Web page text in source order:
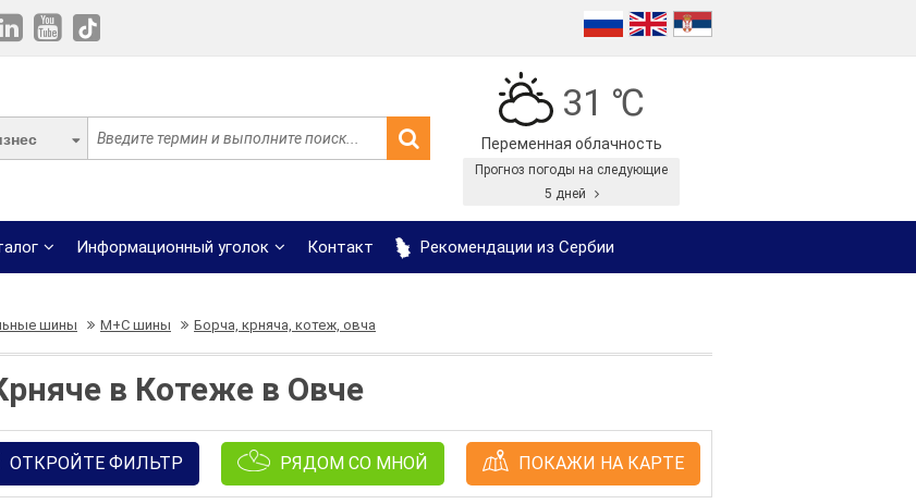
31 ℃
Переменная облачность
Прогноз погоды на следующие
5 дней
Информационный уголок Контакт Рекомендации из Сербии
шины М+С шины Борча, крняча, котеж, овча
в Котеже в Овче
ОТКРОЙТЕ ФИЛЬТР РЯДОМ СО МНОЙ ПОКАЖИ НА КАРТЕ